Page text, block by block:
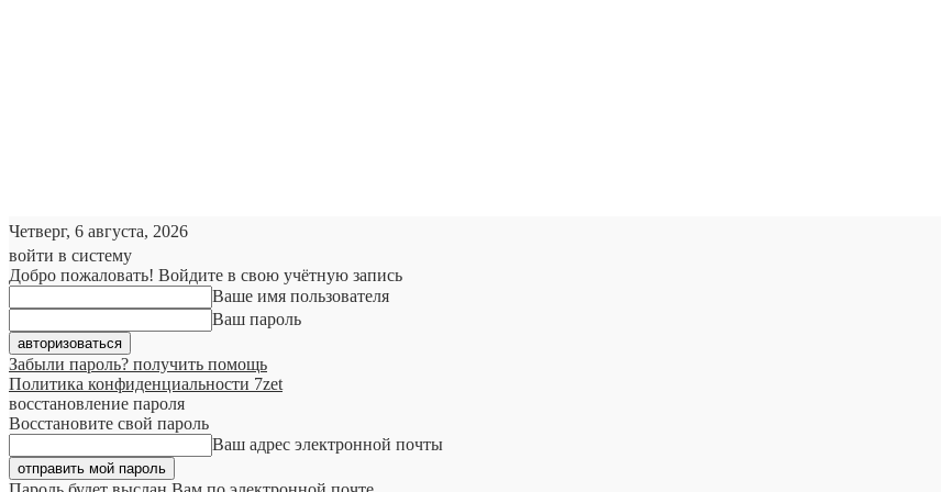
Четверг, 6 августа, 2026
войти в систему
Добро пожаловать! Войдите в свою учётную запись
Ваше имя пользователя
Ваш пароль
Забыли пароль? получить помощь
Политика конфиденциальности 7zet
восстановление пароля
Восстановите свой пароль
Ваш адрес электронной почты